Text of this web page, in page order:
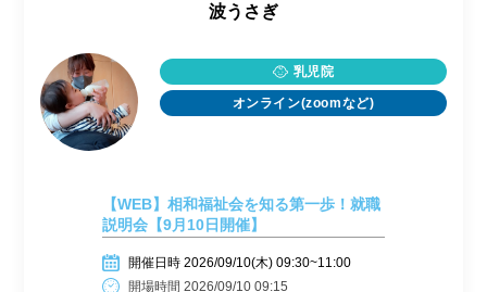
波うさぎ
乳児院
オンライン(zoomなど)
【WEB】相和福祉会を知る第一歩！就職
説明会【9月10日開催】
開催日時 2026/09/10(木) 09:30~11:00
開場時間 2026/09/10 09:15